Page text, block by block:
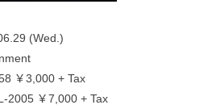
(Wed.)
￥3,000 + Tax
2005 ￥7,000 + Tax